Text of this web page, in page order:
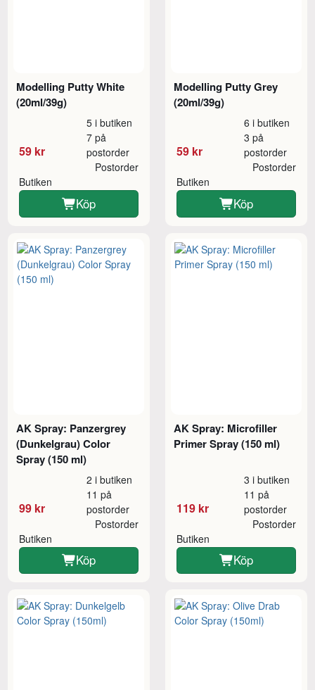
Modelling Putty White
(20ml/39g)
59 kr
5 i butiken
7 på
postorder
Butiken
Postorder
Köp
Modelling Putty Grey
(20ml/39g)
59 kr
6 i butiken
3 på
postorder
Butiken
Postorder
Köp
AK Spray: Panzergrey
(Dunkelgrau) Color
Spray (150 ml)
99 kr
2 i butiken
11 på
postorder
Butiken
Postorder
Köp
AK Spray: Microfiller
Primer Spray (150 ml)
119 kr
3 i butiken
11 på
postorder
Butiken
Postorder
Köp